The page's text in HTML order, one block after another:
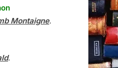
Montaigne.
.